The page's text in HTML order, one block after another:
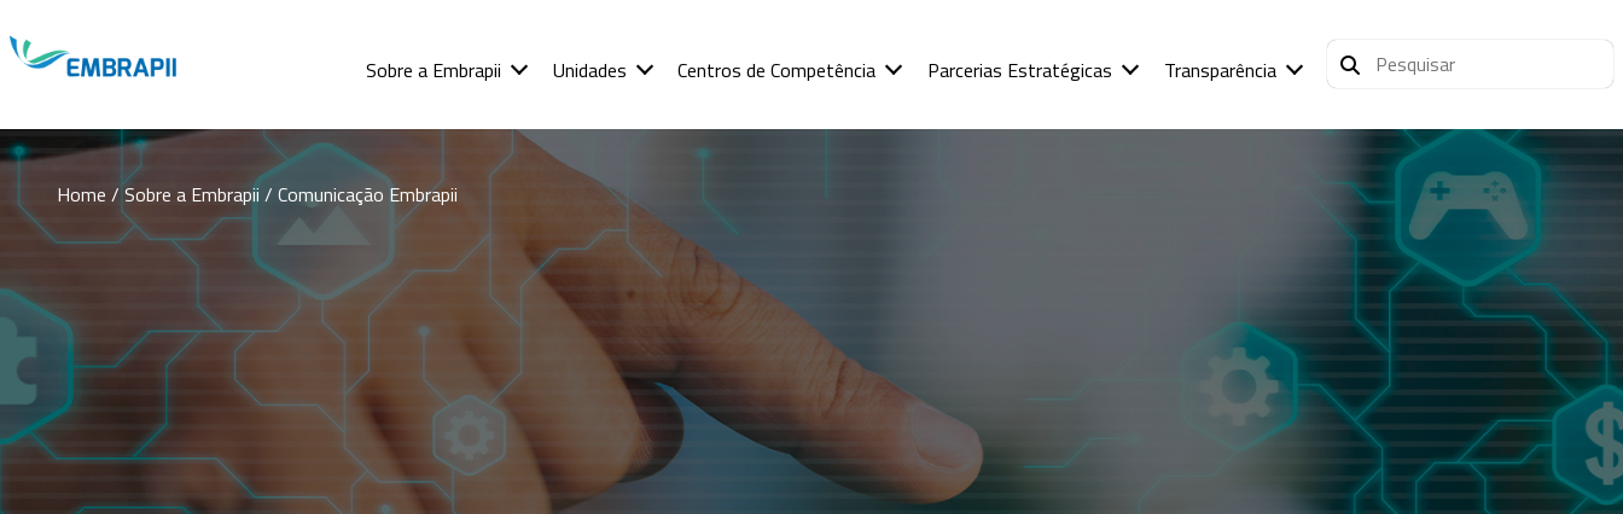
Sobre a Embrapii Unidades Centros de Competência Parcerias Estratégicas Transparência
Home /Sobre a Embrapii / Comunicação Embrapii